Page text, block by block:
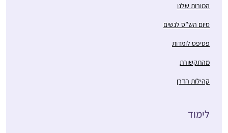
המורות שלנו
סיום הש”ס לנשים
פסיפס לומדות
מהתקשורת
קהילות הדרן
לימוד